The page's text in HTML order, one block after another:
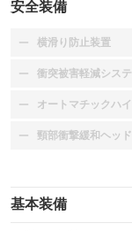
安全装備
横滑り防止装置
：装備なし
衝突被害軽減シス
：装備なし
オートマチックハ
：装備なし
頸部衝撃緩和ヘッ
：装備なし
基本装備